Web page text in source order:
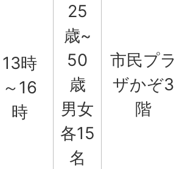
13時
～16
時
25
歳~
50
歳
男女
各15
名
市民プラ
ザかぞ3
階